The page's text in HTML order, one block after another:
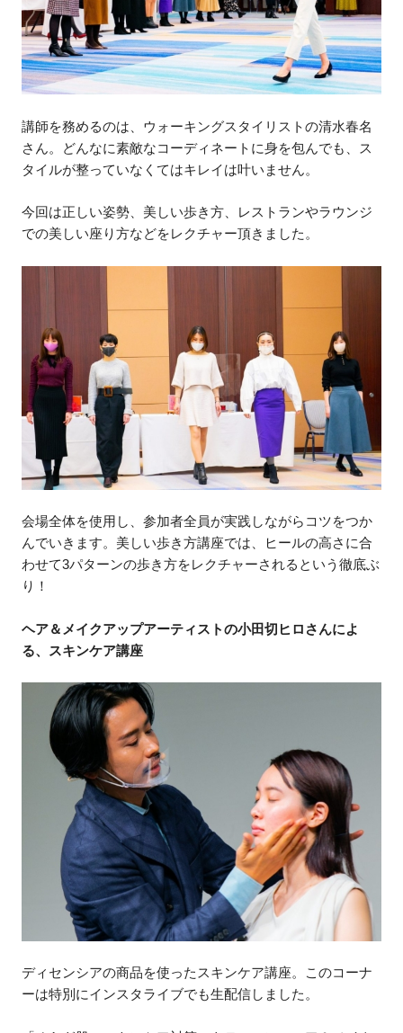
講師を務めるのは、ウォーキングスタイリストの清水春名
さん。どんなに素敵なコーディネートに身を包んでも、ス
タイルが整っていなくてはキレイは叶いません。
今回は正しい姿勢、美しい歩き方、レストランやラウンジ
での美しい座り方などをレクチャー頂きました。
会場全体を使用し、参加者全員が実践しながらコツをつか
んでいきます。美しい歩き方講座では、ヒールの高さに合
わせて3パターンの歩き方をレクチャーされるという徹底ぶ
り！
ヘア＆メイクアップアーティストの小田切ヒロさんによ
る、スキンケア講座
ディセンシアの商品を使ったスキンケア講座。このコーナ
ーは特別にインスタライブでも生配信しました。